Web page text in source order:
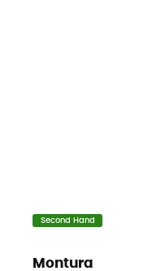
Second Hand
Montura